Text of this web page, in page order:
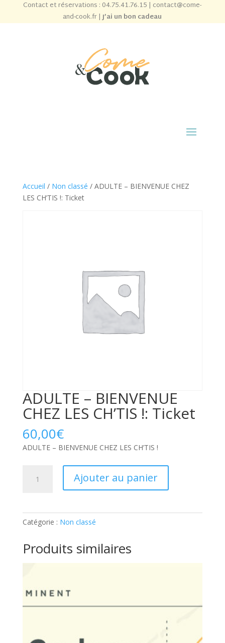
Contact et réservations : 04.75.41.76.15 | contact@come-
and-cook.fr|J’ai un bon cadeau
Accueil / Non classé / ADULTE – BIENVENUE CHEZ
LES CH’TIS !: Ticket
ADULTE – BIENVENUE
CHEZ LES CH’TIS !: Ticket
60,00€
ADULTE – BIENVENUE CHEZ LES CH’TIS !
BIENVENUE
CHEZ
CH’TIS
!:
Ajouter au panier
Catégorie : Non classé
Produits similaires